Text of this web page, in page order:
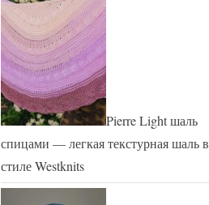
Pierre Light шаль
спицами — легкая текстурная шаль в
стиле Westknits